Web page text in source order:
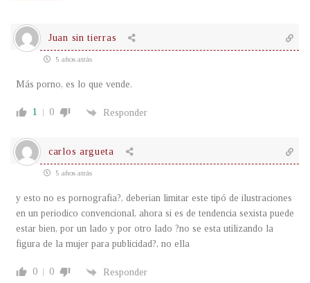
Juan sin tierras
5 años atrás
Más porno, es lo que vende.
1 0 Responder
carlos argueta
5 años atrás
y esto no es pornografia?, deberian limitar este tipó de ilustraciones
en un periodico convencional, ahora si es de tendencia sexista puede
estar bien, por un lado y por otro lado ?no se esta utilizando la
figura de la mujer para publicidad?, no ella
0 0 Responder